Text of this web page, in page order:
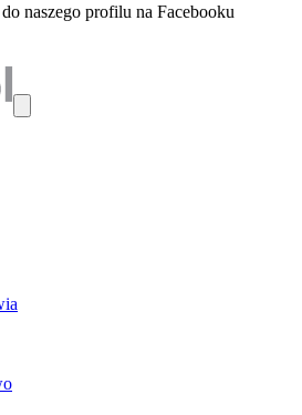
się w nowej karcie
naszego profilu na Facebooku